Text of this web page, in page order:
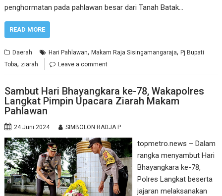
penghormatan pada pahlawan besar dari Tanah Batak…
READ MORE
Daerah Hari Pahlawan,Makam Raja Sisingamangaraja,Pj Bupati
Toba, ziarah Leave a comment
Sambut Hari Bhayangkara ke-78, Wakapolres
Langkat Pimpin Upacara Ziarah Makam
Pahlawan
24 Juni 2024 SIMBOLON RADJA P
topmetro.news – Dalam
rangka menyambut Hari
Bhayangkara ke-78,
Polres Langkat beserta
jajaran melaksanakan